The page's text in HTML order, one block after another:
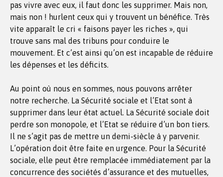
pas vivre avec eux, il faut donc les supprimer. Mais non,
mais non ! hurlent ceux qui y trouvent un bénéfice. Très
vite apparaît le cri « faisons payer les riches », qui
trouve sans mal des tribuns pour conduire le
mouvement. Et c’est ainsi qu’on est incapable de réduire
les dépenses et les déficits.
Au point où nous en sommes, nous pouvons arrêter
notre recherche. La Sécurité sociale et l’Etat sont à
supprimer dans leur état actuel. La Sécurité sociale doit
perdre son monopole, et l’Etat se réduire d’un bon tiers.
Il ne s’agit pas de mettre un demi-siècle à y parvenir.
L’opération doit être faite en urgence. Pour la Sécurité
sociale, elle peut être remplacée immédiatement par la
concurrence des sociétés d’assurance et des mutuelles,